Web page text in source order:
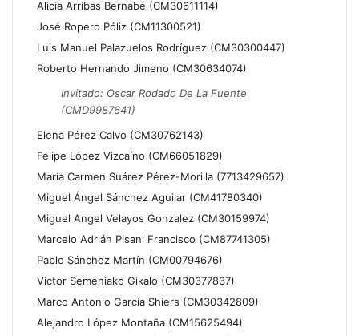
Alicia Arribas Bernabé (CM30611114)
José Ropero Póliz (CM11300521)
Luis Manuel Palazuelos Rodríguez (CM30300447)
Roberto Hernando Jimeno (CM30634074)
Invitado: Oscar Rodado De La Fuente
(CMD9987641)
Elena Pérez Calvo (CM30762143)
Felipe López Vizcaíno (CM66051829)
María Carmen Suárez Pérez-Morilla (7713429657)
Miguel Ángel Sánchez Aguilar (CM41780340)
Miguel Angel Velayos Gonzalez (CM30159974)
Marcelo Adrián Pisani Francisco (CM87741305)
Pablo Sánchez Martín (CM00794676)
Victor Semeniako Gikalo (CM30377837)
Marco Antonio García Shiers (CM30342809)
Alejandro López Montaña (CM15625494)